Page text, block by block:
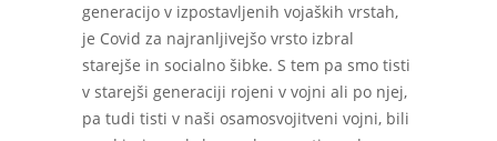
generacijo v izpostavljenih vojaških vrstah,
je Covid za najranljivejšo vrsto izbral
starejše in socialno šibke. S tem pa smo tisti
v starejši generaciji rojeni v vojni ali po njej,
pa tudi tisti v naši osamosvojitveni vojni, bili